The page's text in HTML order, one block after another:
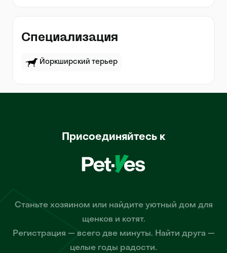
Специализация
Йоркширский терьер
Присоединяйтесь к
Станьте хозяином или найдите уютный дом для
щенков и котят.
Регистрация — всего две минуты. Найти друга —
целые годы радости.